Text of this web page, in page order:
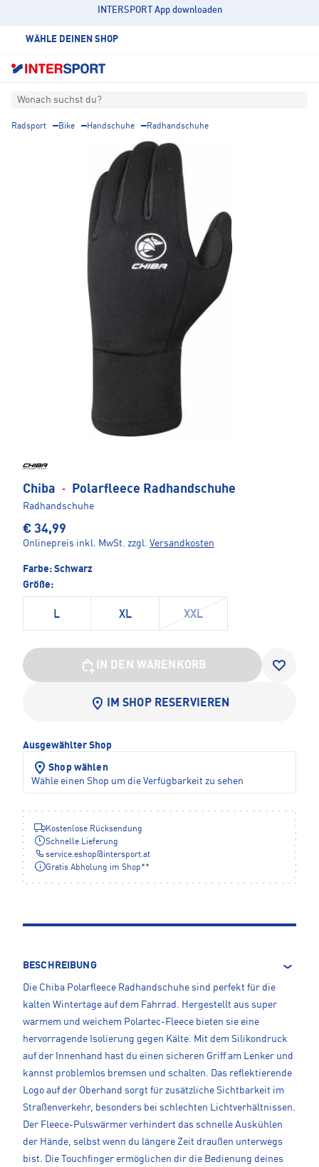
INTERSPORT App downloaden
WÄHLE DEINEN SHOP
Wonach suchst du?
Radsport Bike Handschuhe Radhandschuhe
Chiba · Polarfleece Radhandschuhe
Radhandschuhe
€ 34,99
Onlinepreis inkl. MwSt. zzgl. Versandkosten
Farbe: Schwarz
Größe:
L XL XXL
IN DEN WARENKORB
IM SHOP RESERVIEREN
Ausgewählter Shop
Shop wählen
Wähle einen Shop um die Verfügbarkeit zu sehen
Kostenlose Rücksendung
Schnelle Lieferung
service.eshop@intersport.at
Gratis Abholung im Shop**
BESCHREIBUNG
Die Chiba Polarfleece Radhandschuhe sind perfekt für die
kalten Wintertage auf dem Fahrrad. Hergestellt aus super
warmem und weichem Polartec-Fleece bieten sie eine
hervorragende Isolierung gegen Kälte. Mit dem Silikondruck
auf der Innenhand hast du einen sicheren Griff am Lenker und
kannst problemlos bremsen und schalten. Das reflektierende
Logo auf der Oberhand sorgt für zusätzliche Sichtbarkeit im
Straßenverkehr, besonders bei schlechten Lichtverhältnissen.
Der Fleece-Pulswärmer verhindert das schnelle Auskühlen
der Hände, selbst wenn du längere Zeit draußen unterwegs
bist. Die Touchfinger ermöglichen dir die Bedienung deines